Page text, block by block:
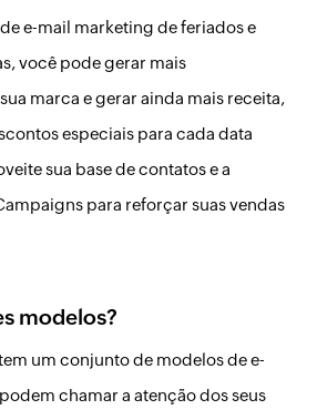
e-mail marketing de feriados e
você pode gerar mais
marca e gerar ainda mais receita,
especiais para cada data
sua base de contatos e a
para reforçar suas vendas
modelos?
um conjunto de modelos de e-
chamar a atenção dos seus